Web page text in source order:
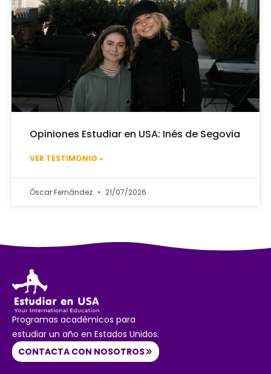
Opiniones Estudiar en USA: Inés de Segovia
VER TESTIMONIO »
Óscar Fernández 21/07/2026
Programas académicos para
estudiar un año en Estados Unidos.
CONTACTA CON NOSOTROS